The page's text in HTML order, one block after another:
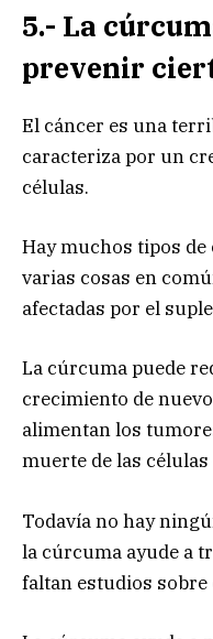
5.- La
prevenir
El cáncer es una
caracteriza por un
células.
Hay muchos tipos
varias cosas en
afectadas por el
La cúrcuma puede
crecimiento de
alimentan los
muerte de las
Todavía no hay
la cúrcuma ayude a
faltan estudios sobre